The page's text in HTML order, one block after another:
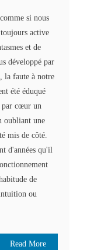
si nous
active
et de
développé par
la faute à notre
été éduqué
par cœur un
oubliant une
mis de côté.
d'années qu'il
de
ou
Read More